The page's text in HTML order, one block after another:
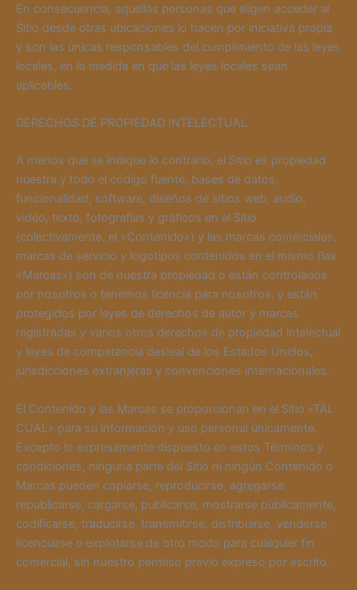
En consecuencia, aquellas personas que eligen acceder al
Sitio desde otras ubicaciones lo hacen por iniciativa propia
y son las únicas responsables del cumplimiento de las leyes
locales, en la medida en que las leyes locales sean
aplicables.
DERECHOS DE PROPIEDAD INTELECTUAL
A menos que se indique lo contrario, el Sitio es propiedad
nuestra y todo el código fuente, bases de datos,
funcionalidad, software, diseños de sitios web, audio,
video, texto, fotografías y gráficos en el Sitio
(colectivamente, el «Contenido») y las marcas comerciales,
marcas de servicio y logotipos contenidos en el mismo (las
«Marcas») son de nuestra propiedad o están controlados
por nosotros o tenemos licencia para nosotros, y están
protegidos por leyes de derechos de autor y marcas
registradas y varios otros derechos de propiedad intelectual
y leyes de competencia desleal de los Estados Unidos,
jurisdicciones extranjeras y convenciones internacionales.
El Contenido y las Marcas se proporcionan en el Sitio «TAL
CUAL» para su información y uso personal únicamente.
Excepto lo expresamente dispuesto en estos Términos y
condiciones, ninguna parte del Sitio ni ningún Contenido o
Marcas pueden copiarse, reproducirse, agregarse,
republicarse, cargarse, publicarse, mostrarse públicamente,
codificarse, traducirse, transmitirse, distribuirse, venderse,
licenciarse o explotarse de otro modo para cualquier fin
comercial, sin nuestro permiso previo expreso por escrito.